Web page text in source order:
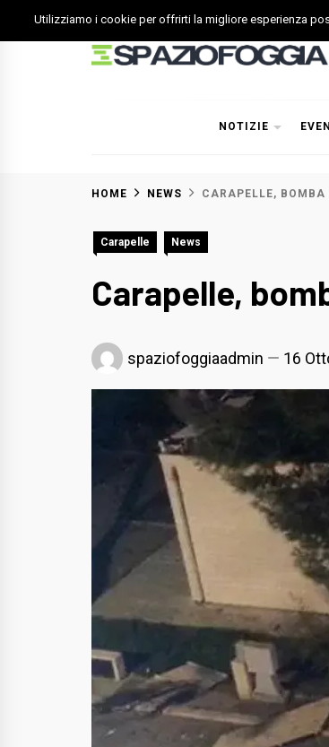
to
NOTIZIE
HOME NEWS CARAPELLE,
Carapelle News
Carapelle,
spaziofoggiaadmin 16
Utilizziamo i cookie per offrirti la migliore esperienza